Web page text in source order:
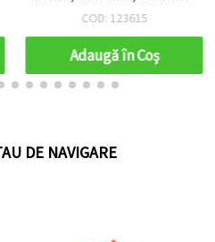
mm, MIX – 20 g (~84 buc.)
COD: 123615
Adaugă în Coş
DE NAVIGARE